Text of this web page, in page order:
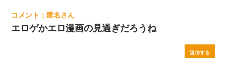
匿名
エロゲかエロ漫画の見過ぎだろうね
返信する